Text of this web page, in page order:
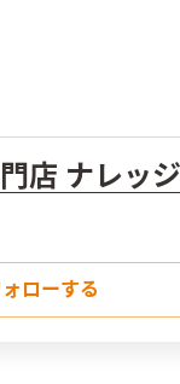
店 ナレッジ
ォローする